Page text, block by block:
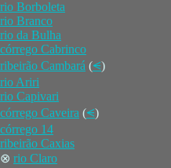
rio Borboleta
rio Branco
rio da Bulha
córrego Cabrinco
ribeirão Cambará (⪪)
rio Ariri
rio Capivari
córrego Caveira (⪪)
córrego 14
ribeirão Caxias
⊗ rio Claro